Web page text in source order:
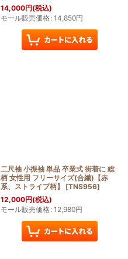
14,000円(税込)
モール販売価格: 14,850円
二尺袖 小振袖 単品 卒業式 街着に 総
柄 女性用 フリーサイズ(合繊)【赤
系、ストライプ柄】
[TNS956]
12,000円(税込)
モール販売価格: 12,980円